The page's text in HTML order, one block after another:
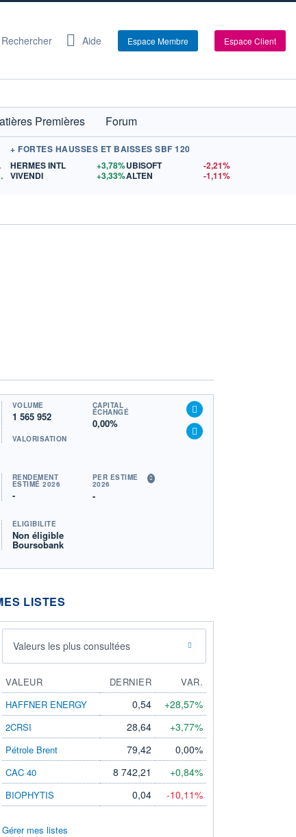
Rechercher Aide Espace Membre Espace Client
Premières
Forum
+ FORTES HAUSSES ET BAISSES SBF 120
HERMES INTL
+3,78%
VIVENDI
+3,33%
UBISOFT
-2,21%
ALTEN
-1,11%
VOLUME
1 565 952
CAPITAL
ÉCHANGÉ
0,00%
VALORISATION
RENDEMENT
ESTIMÉ 2026
-
PER ESTIMÉ
2026
-
ÉLIGIBILITÉ
Non éligible
Boursobank
LISTES
Valeurs les plus consultées
VALEUR DERNIER
VAR.
HAFFNER ENERGY
0,54 +28,57%
2CRSI 28,64 +3,77%
Pétrole Brent 79,42 0,00%
CAC 40 8 742,21 +0,84%
BIOPHYTIS 0,04 -10,11%
Gérer mes listes